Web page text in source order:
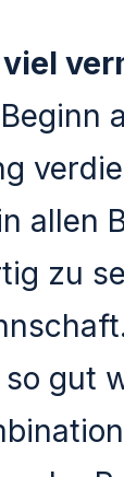
allen
zu
gut